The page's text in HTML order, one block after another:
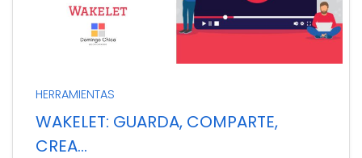
La curación de contenidos se ha convertido
en algo esencial tanto para docentes como
estudiantes a la hora de trabajar con la
información. Desde la búsqueda de
HERRAMIENTAS
WAKELET: GUARDA, COMPARTE,
CREA…